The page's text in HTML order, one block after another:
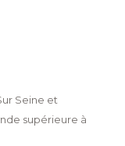
Seine et
supérieure à